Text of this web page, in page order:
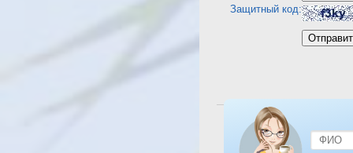
Защитный код:
Посмотреть отель